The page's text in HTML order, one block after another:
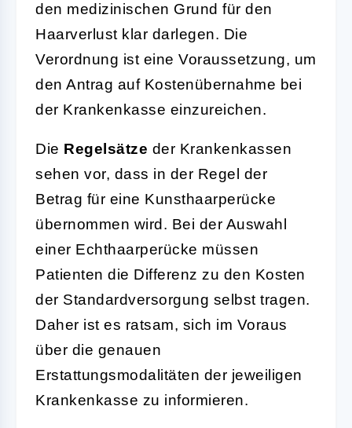
den medizinischen Grund für den
Haarverlust klar darlegen. Die
Verordnung ist eine Voraussetzung, um
den Antrag auf Kostenübernahme bei
der Krankenkasse einzureichen.
Die Regelsätze der Krankenkassen
sehen vor, dass in der Regel der
Betrag für eine Kunsthaarperücke
übernommen wird. Bei der Auswahl
einer Echthaarperücke müssen
Patienten die Differenz zu den Kosten
der Standardversorgung selbst tragen.
Daher ist es ratsam, sich im Voraus
über die genauen
Erstattungsmodalitäten der jeweiligen
Krankenkasse zu informieren.